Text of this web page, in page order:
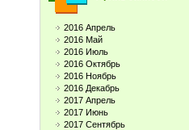
2016 Апрель
2016 Май
2016 Июль
2016 Октябрь
2016 Ноябрь
2016 Декабрь
2017 Апрель
2017 Июнь
2017 Сентябрь